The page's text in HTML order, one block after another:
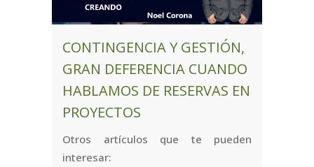
CONTINGENCIA Y GESTIÓN,
GRAN DEFERENCIA CUANDO
HABLAMOS DE RESERVAS EN
PROYECTOS
Otros artículos que te pueden
interesar: